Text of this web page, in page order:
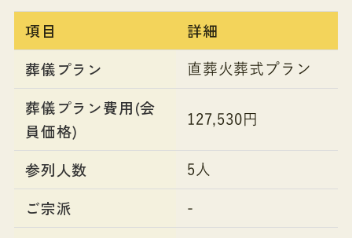
項目
詳細
葬儀プラン
直葬火葬式プラン
葬儀プラン費用(会
員価格)
127,530円
参列人数 5人
ご宗派 -